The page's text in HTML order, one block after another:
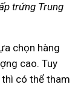
trứng Trung
chọn hàng
cao. Tuy
có thể tham